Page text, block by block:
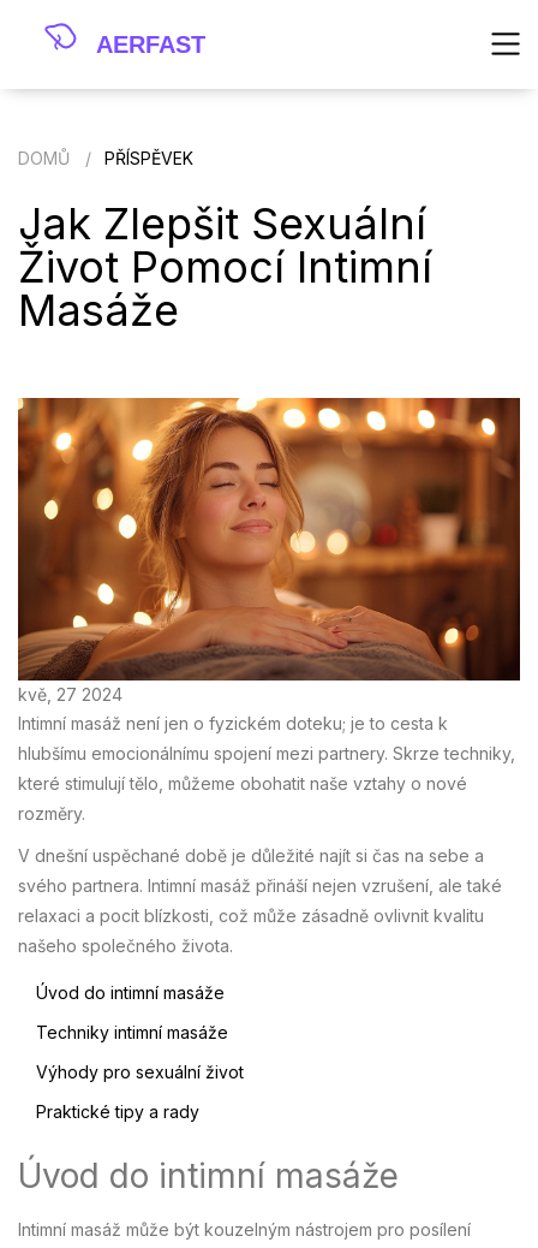
DOMŮ PŘÍSPĚVEK
Jak Zlepšit Sexuální
Život Pomocí Intimní
Masáže
kvě, 27 2024
Intimní masáž není jen o fyzickém doteku; je to cesta k
hlubšímu emocionálnímu spojení mezi partnery. Skrze techniky,
které stimulují tělo, můžeme obohatit naše vztahy o nové
rozměry.
V dnešní uspěchané době je důležité najít si čas na sebe a
svého partnera. Intimní masáž přináší nejen vzrušení, ale také
relaxaci a pocit blízkosti, což může zásadně ovlivnit kvalitu
našeho společného života.
Úvod do intimní masáže
Techniky intimní masáže
Výhody pro sexuální život
Praktické tipy a rady
Úvod do intimní masáže
Intimní masáž může být kouzelným nástrojem pro posílení